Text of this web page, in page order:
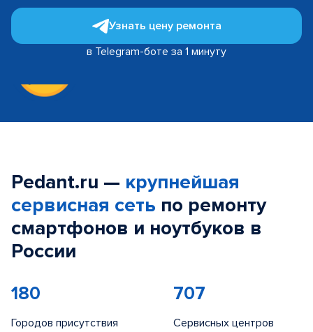
Узнать цену ремонта
в Telegram-боте за 1 минуту
Pedant.ru — крупнейшая
сервисная сеть по ремонту
смартфонов и ноутбуков в
России
180
Городов присутствия
707
Сервисных центров